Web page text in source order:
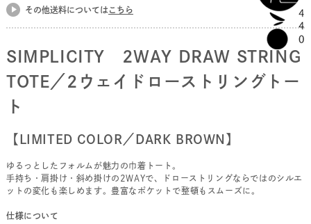
その他送料については こちら
SIMPLICITY
2WAY DRAW STRING
TOTE／2ウェイドローストリングトー
ト
【LIMITED COLOR／DARK BROWN】
ゆるっとしたフォルムが魅力の巾着トート。
手持ち・肩掛け・斜め掛けの2WAYで、ドローストリングならではのシルエ
ットの変化も楽しめます。豊富なポケットで整頓もスムーズに。
仕様について